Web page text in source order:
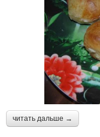
читать дальше →